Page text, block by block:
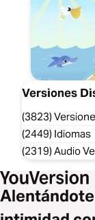
Versiones
(3823)
(2449) Idiomas
(2319) Audio